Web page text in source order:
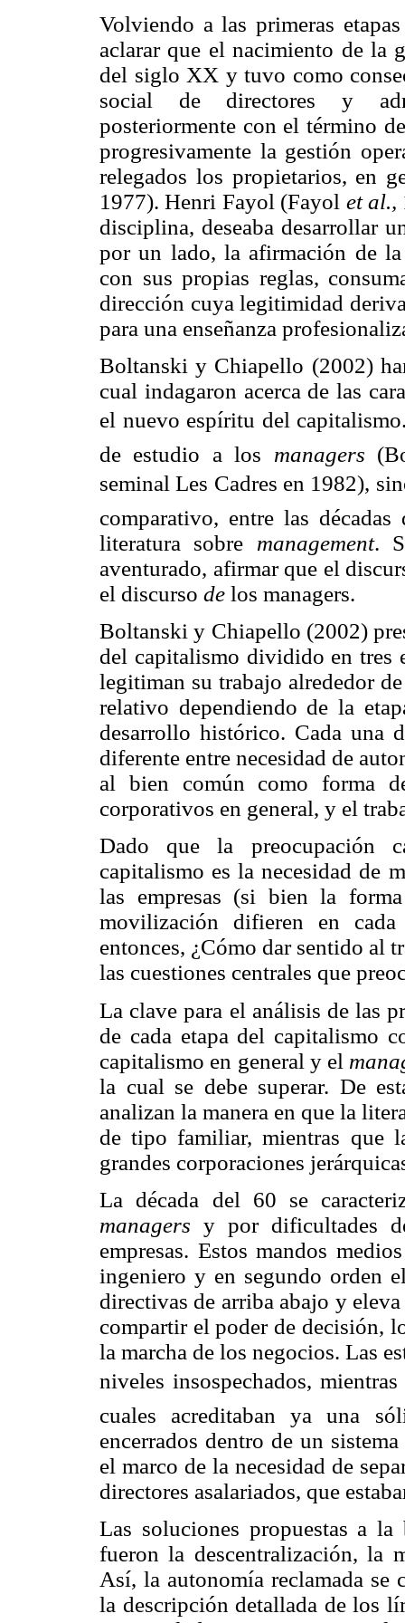
Volviendo a las primeras
aclarar que el nacimiento de la
del siglo XX y tuvo como
social de directores y
posteriormente con el término
progresivamente la gestión
relegados los propietarios, en
1977). Henri Fayol (Fayol et al.,
disciplina, deseaba desarrollar
por un lado, la afirmación de
con sus propias reglas,
dirección cuya legitimidad
para una enseñanza
Boltanski y Chiapello (2002)
cual indagaron acerca de las
el nuevo espíritu del
de estudio a los managers
seminal Les Cadres en 1982),
comparativo, entre las
literatura sobre management.
aventurado, afirmar que el
el discurso de los managers.
Boltanski y Chiapello (2002)
del capitalismo dividido en tres
legitiman su trabajo alrededor
relativo dependiendo de la
desarrollo histórico. Cada una
diferente entre necesidad de
al bien común como forma
corporativos en general, y el
Dado que la preocupación
capitalismo es la necesidad de
las empresas (si bien la
movilización difieren en
entonces, ¿Cómo dar sentido al
las cuestiones centrales que
La clave para el análisis de las
de cada etapa del capitalismo
capitalismo en general y el
la cual se debe superar. De
analizan la manera en que la
de tipo familiar, mientras que
grandes corporaciones
La década del 60 se
managers y por dificultades
empresas. Estos mandos
ingeniero y en segundo orden
directivas de arriba abajo y
compartir el poder de decisión,
la marcha de los negocios. Las
niveles insospechados,
cuales acreditaban ya una
encerrados dentro de un
el marco de la necesidad de
directores asalariados, que
Las soluciones propuestas a la
fueron la descentralización, la
Así, la autonomía reclamada
la descripción detallada de los